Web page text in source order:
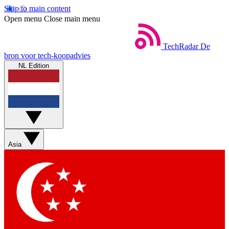
Skip to main content
Open menu Close main menu
TechRadar De
bron voor tech-koopadvies
NL Edition
Asia